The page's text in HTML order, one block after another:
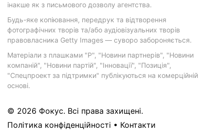
інакше як з письмового дозволу агентства.
Будь-яке копіювання, передрук та відтворення
фотографічних творів та/або аудіовізуальних творів
правовласника Getty Images — суворо забороняється.
Матеріали з плашками "Р", "Новини партнерів", "Новини
компаній", "Новини партій", "Інновації", "Позиція",
"Спецпроект за підтримки" публікуються на комерційній
основі.
© 2026 Фокус. Всі права захищені.
Політика конфіденційності • Контакти